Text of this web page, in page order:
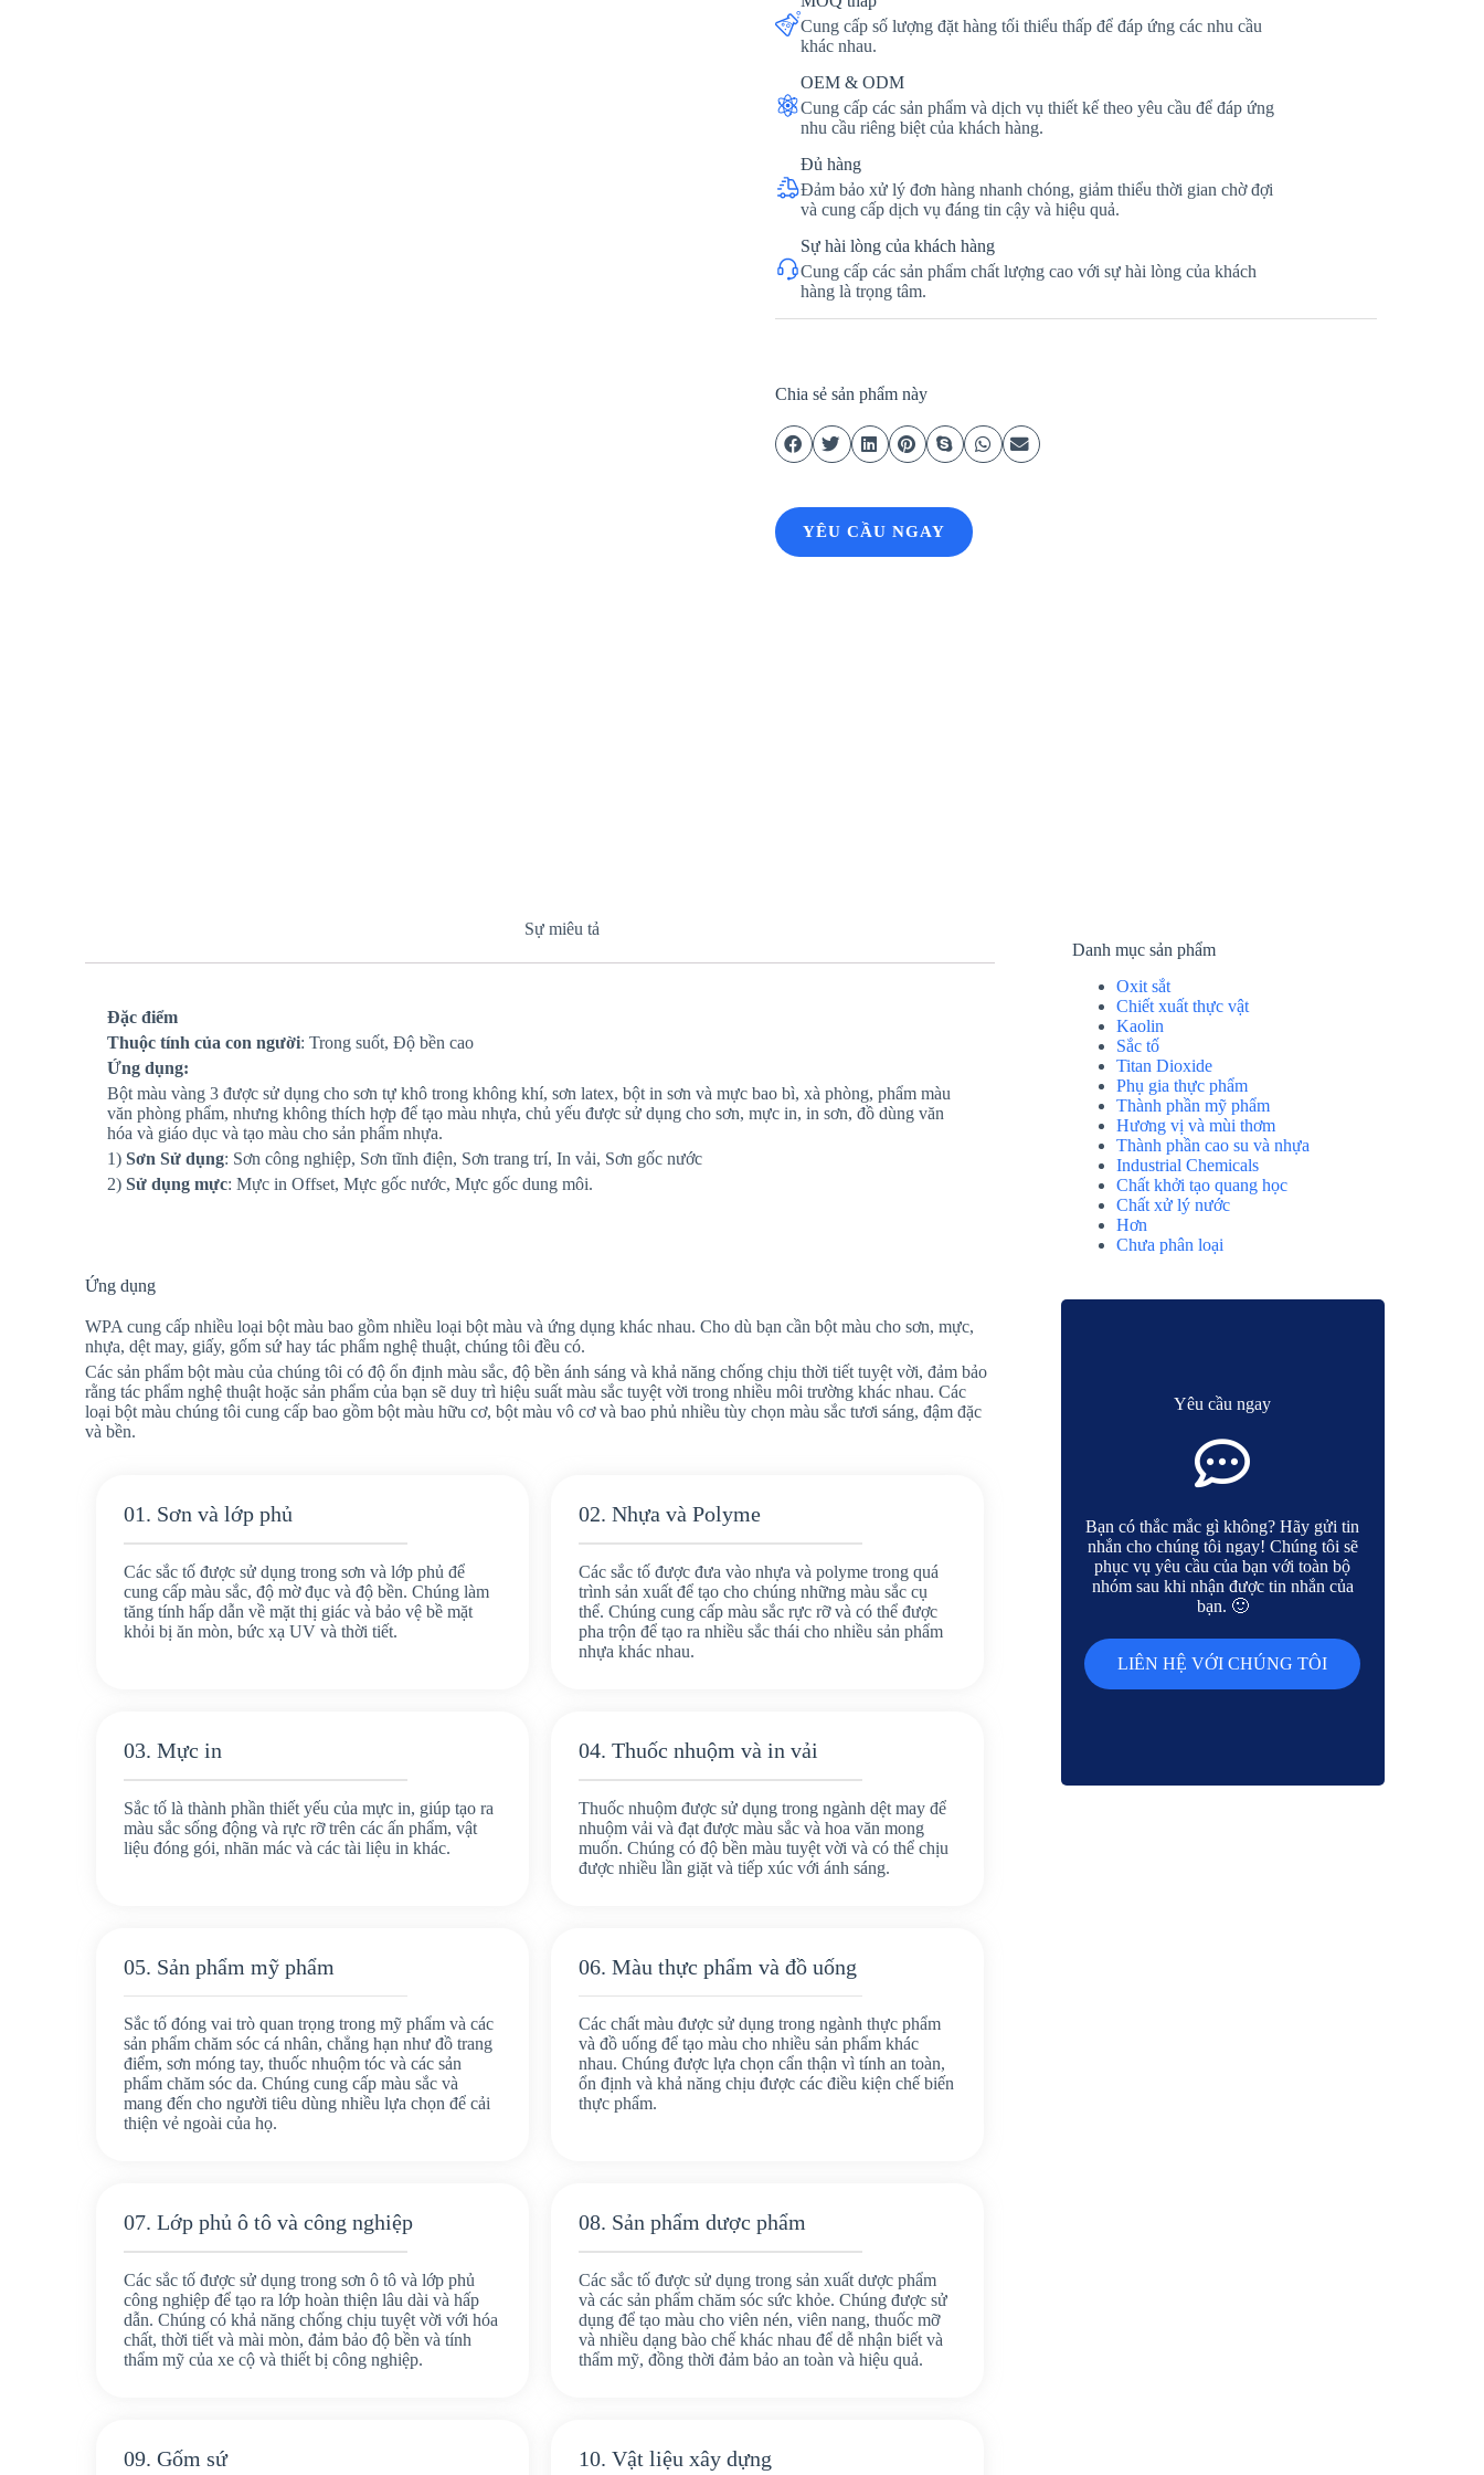
Cung cấp số lượng đặt hàng tối thiểu thấp để đáp ứng các nhu cầu
khác nhau.
OEM & ODM
Cung cấp các sản phẩm và dịch vụ thiết kế theo yêu cầu để đáp ứng
nhu cầu riêng biệt của khách hàng.
Đủ hàng
Đảm bảo xử lý đơn hàng nhanh chóng, giảm thiểu thời gian chờ đợi
và cung cấp dịch vụ đáng tin cậy và hiệu quả.
Sự hài lòng của khách hàng
Cung cấp các sản phẩm chất lượng cao với sự hài lòng của khách
hàng là trọng tâm.
Chia sẻ sản phẩm này
YÊU CẦU NGAY
Sự miêu tả
Đặc điểm
Thuộc tính của con người: Trong suốt, Độ bền cao
Ứng dụng:
Bột màu vàng 3 được sử dụng cho sơn tự khô trong không khí, sơn latex, bột in sơn và mực bao bì, xà phòng, phẩm màu
văn phòng phẩm, nhưng không thích hợp để tạo màu nhựa, chủ yếu được sử dụng cho sơn, mực in, in sơn, đồ dùng văn
hóa và giáo dục và tạo màu cho sản phẩm nhựa.
1)Sơn Sử dụng: Sơn công nghiệp, Sơn tĩnh điện, Sơn trang trí, In vải, Sơn gốc nước
2)Sử dụng mực: Mực in Offset, Mực gốc nước, Mực gốc dung môi.
Ứng dụng
WPA cung cấp nhiều loại bột màu bao gồm nhiều loại bột màu và ứng dụng khác nhau. Cho dù bạn cần bột màu cho sơn, mực,
nhựa, dệt may, giấy, gốm sứ hay tác phẩm nghệ thuật, chúng tôi đều có.
Các sản phẩm bột màu của chúng tôi có độ ổn định màu sắc, độ bền ánh sáng và khả năng chống chịu thời tiết tuyệt vời, đảm bảo
rằng tác phẩm nghệ thuật hoặc sản phẩm của bạn sẽ duy trì hiệu suất màu sắc tuyệt vời trong nhiều môi trường khác nhau. Các
loại bột màu chúng tôi cung cấp bao gồm bột màu hữu cơ, bột màu vô cơ và bao phủ nhiều tùy chọn màu sắc tươi sáng, đậm đặc
và bền.
01. Sơn và lớp phủ
Các sắc tố được sử dụng trong sơn và lớp phủ để
cung cấp màu sắc, độ mờ đục và độ bền. Chúng làm
tăng tính hấp dẫn về mặt thị giác và bảo vệ bề mặt
khỏi bị ăn mòn, bức xạ UV và thời tiết.
02. Nhựa và Polyme
Các sắc tố được đưa vào nhựa và polyme trong quá
trình sản xuất để tạo cho chúng những màu sắc cụ
thể. Chúng cung cấp màu sắc rực rỡ và có thể được
pha trộn để tạo ra nhiều sắc thái cho nhiều sản phẩm
nhựa khác nhau.
03. Mực in
Sắc tố là thành phần thiết yếu của mực in, giúp tạo ra
màu sắc sống động và rực rỡ trên các ấn phẩm, vật
liệu đóng gói, nhãn mác và các tài liệu in khác.
04. Thuốc nhuộm và in vải
Thuốc nhuộm được sử dụng trong ngành dệt may để
nhuộm vải và đạt được màu sắc và hoa văn mong
muốn. Chúng có độ bền màu tuyệt vời và có thể chịu
được nhiều lần giặt và tiếp xúc với ánh sáng.
05. Sản phẩm mỹ phẩm
Sắc tố đóng vai trò quan trọng trong mỹ phẩm và các
sản phẩm chăm sóc cá nhân, chẳng hạn như đồ trang
điểm, sơn móng tay, thuốc nhuộm tóc và các sản
phẩm chăm sóc da. Chúng cung cấp màu sắc và
mang đến cho người tiêu dùng nhiều lựa chọn để cải
thiện vẻ ngoài của họ.
06. Màu thực phẩm và đồ uống
Các chất màu được sử dụng trong ngành thực phẩm
và đồ uống để tạo màu cho nhiều sản phẩm khác
nhau. Chúng được lựa chọn cẩn thận vì tính an toàn,
ổn định và khả năng chịu được các điều kiện chế biến
thực phẩm.
07. Lớp phủ ô tô và công nghiệp
Các sắc tố được sử dụng trong sơn ô tô và lớp phủ
công nghiệp để tạo ra lớp hoàn thiện lâu dài và hấp
dẫn. Chúng có khả năng chống chịu tuyệt vời với hóa
chất, thời tiết và mài mòn, đảm bảo độ bền và tính
thẩm mỹ của xe cộ và thiết bị công nghiệp.
08. Sản phẩm dược phẩm
Các sắc tố được sử dụng trong sản xuất dược phẩm
và các sản phẩm chăm sóc sức khỏe. Chúng được sử
dụng để tạo màu cho viên nén, viên nang, thuốc mỡ
và nhiều dạng bào chế khác nhau để dễ nhận biết và
thẩm mỹ, đồng thời đảm bảo an toàn và hiệu quả.
09. Gốm sứ 10. Vật liệu xây dựng
Danh mục sản phẩm
Oxit sắt
Chiết xuất thực vật
Kaolin
Sắc tố
Titan Dioxide
Phụ gia thực phẩm
Thành phần mỹ phẩm
Hương vị và mùi thơm
Thành phần cao su và nhựa
Industrial Chemicals
Chất khởi tạo quang học
Chất xử lý nước
Hơn
Chưa phân loại
Yêu cầu ngay
Bạn có thắc mắc gì không? Hãy gửi tin
nhắn cho chúng tôi ngay! Chúng tôi sẽ
phục vụ yêu cầu của bạn với toàn bộ
nhóm sau khi nhận được tin nhắn của
bạn. 🙂
LIÊN HỆ VỚI CHÚNG TÔI